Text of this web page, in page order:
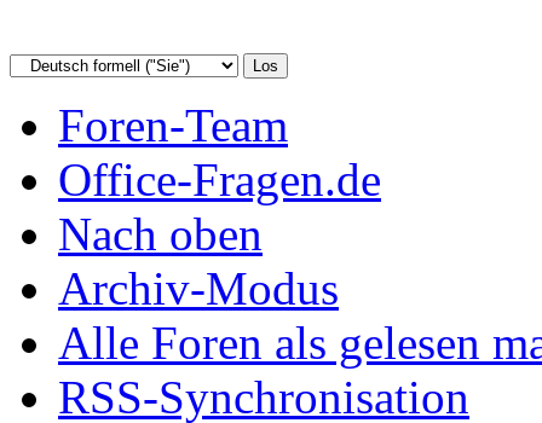
Foren-Team
Office-Fragen.de
Nach oben
Archiv-Modus
Alle Foren als gelesen
RSS-Synchronisation